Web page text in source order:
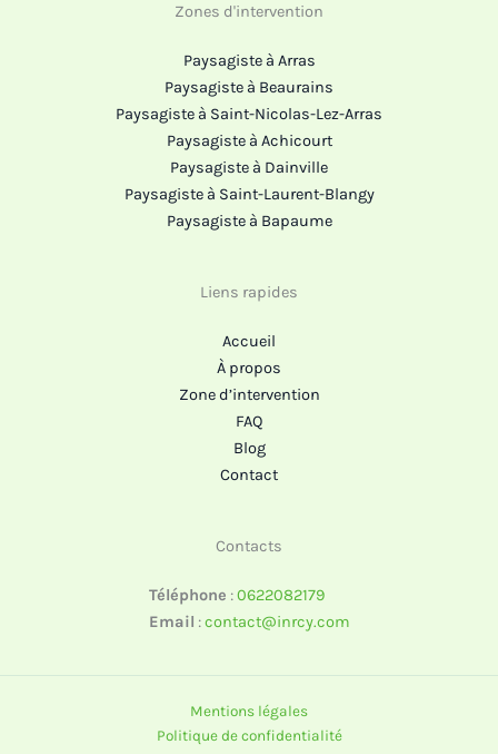
Zones d'intervention
Paysagiste à Arras
Paysagiste à Beaurains
Paysagiste à Saint-Nicolas-Lez-Arras
Paysagiste à Achicourt
Paysagiste à Dainville
Paysagiste à Saint-Laurent-Blangy
Paysagiste à Bapaume
Liens rapides
Accueil
À propos
Zone d’intervention
FAQ
Blog
Contact
Contacts
Téléphone :0622082179
Email :contact@inrcy.com
Mentions légales
Politique de confidentialité